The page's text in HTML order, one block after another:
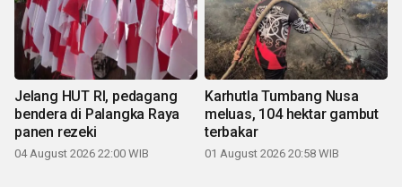
Jelang HUT RI, pedagang
bendera di Palangka Raya
panen rezeki
04 August 2026 22:00 WIB
Karhutla Tumbang Nusa
meluas, 104 hektar gambut
terbakar
01 August 2026 20:58 WIB